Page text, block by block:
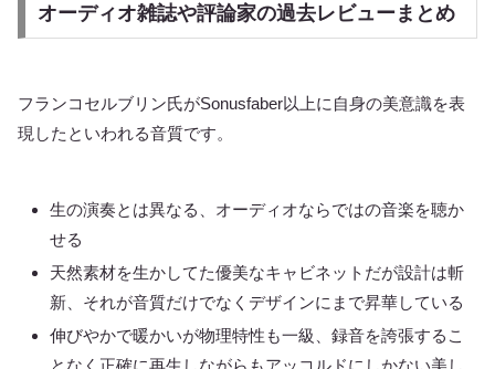
オーディオ雑誌や評論家の過去レビューまとめ
フランコセルブリン氏がSonusfaber以上に自身の美意識を表
現したといわれる音質です。
生の演奏とは異なる、オーディオならではの音楽を聴か
せる
天然素材を生かしてた優美なキャビネットだが設計は斬
新、それが音質だけでなくデザインにまで昇華している
伸びやかで暖かいが物理特性も一級、録音を誇張するこ
となく正確に再生しながらもアッコルドにしかない美し